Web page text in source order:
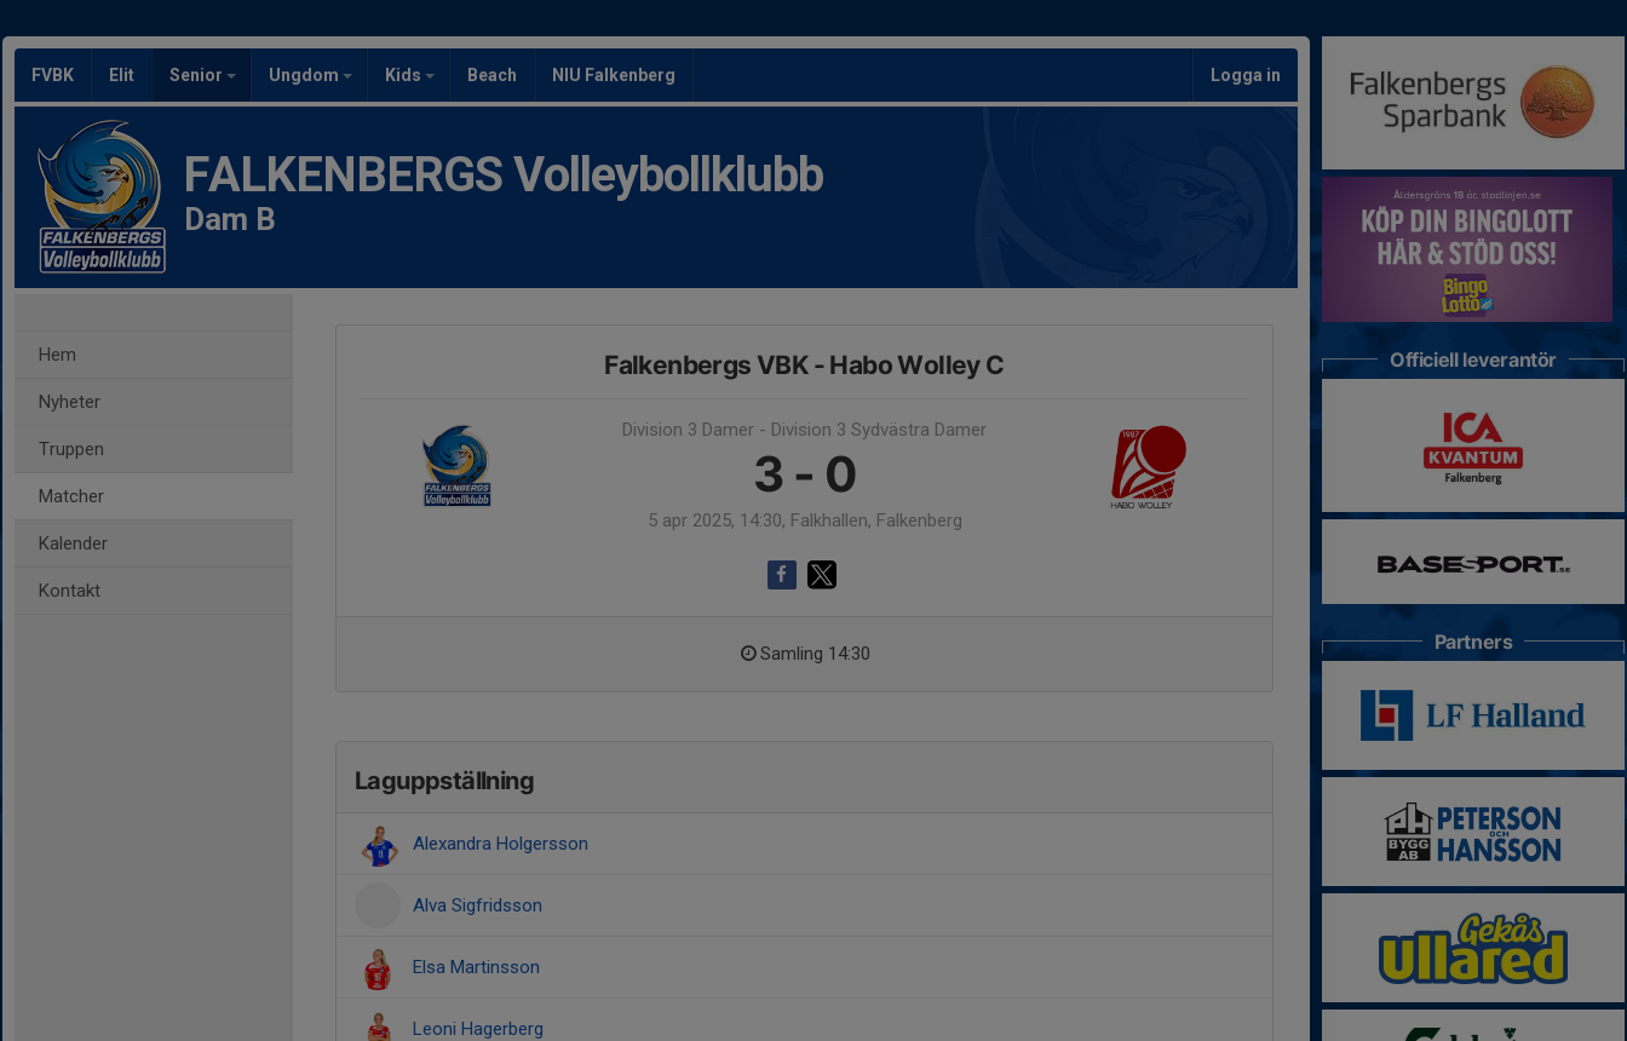
FVBK Elit Senior Ungdom Kids Beach NIU Falkenberg Logga in
FALKENBERGS Volleybollklubb
Dam B
Hem
Nyheter
Truppen
Matcher
Kalender
Kontakt
Falkenbergs VBK - Habo Wolley C
Division 3 Damer - Division 3 Sydvästra Damer
3 - 0
5 apr 2025, 14:30, Falkhallen, Falkenberg
Samling 14:30
Laguppställning
Alexandra Holgersson
Alva Sigfridsson
Elsa Martinsson
Leoni Hagerberg
Officiell leverantör
Partners